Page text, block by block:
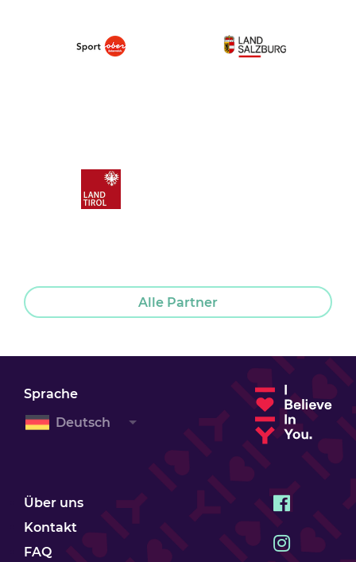
Alle Partner
Sprache
Deutsch
Über uns
Kontakt
FAQ